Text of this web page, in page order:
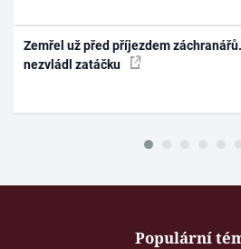
Zemřel už před příjezdem
nezvládl zatáčku
Populární